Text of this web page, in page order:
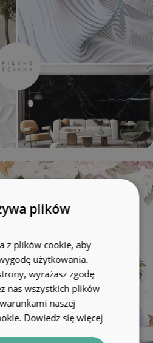
plików
z plików cookie, aby
użytkowania.
wyrażasz zgodę
nas wszystkich plików
naszej
Dowiedz się więcej